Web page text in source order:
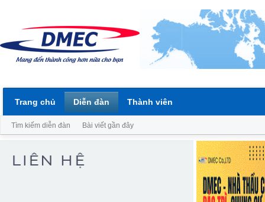
Trang chủ Diễn đàn
Tìm kiếm diễn đàn Bài viết gần đây
Thành viên